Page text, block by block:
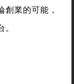
業的可能，